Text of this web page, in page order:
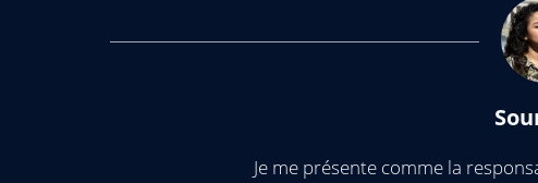
Je me présente comme la